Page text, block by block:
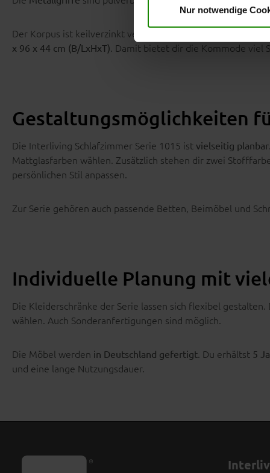
Nur notwendige
Der Korpus ist keilverzinkt verarbeitet. Das sorgt für
x 96 x 44 cm (B/LxHxT). Damit bietet dir die Kommode viel
Gestaltungsmöglichkeiten
Die Interliving Schlafzimmer Serie 1015 ist vielseitig planbar
Mattglasfarben wählen. Zusätzlich stehen dir zwei
persönlichen Stil anpassen.
Zur Serie gehören auch passende Betten, Beimöbel und
Individuelle Planung mit
Die Kleiderschränke der Serie lassen sich flexibel gestalten.
wählen. Auch Sonderanfertigungen sind möglich.
Die Möbel werden in Deutschland gefertigt. Du erhältst 5
und eine lange Nutzungsdauer.